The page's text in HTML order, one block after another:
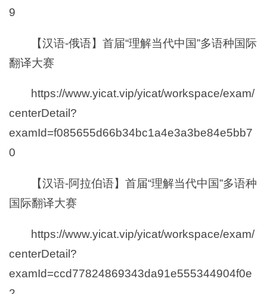
9
【汉语-俄语】首届“理解当代中国”多语种国际
翻译大赛
https://www.yicat.vip/yicat/workspace/exam/
centerDetail?
examId=f085655d66b34bc1a4e3a3be84e5bb7
0
【汉语-阿拉伯语】首届“理解当代中国”多语种
国际翻译大赛
https://www.yicat.vip/yicat/workspace/exam/
centerDetail?
examId=ccd77824869343da91e555344904f0e